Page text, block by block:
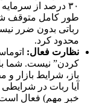
۳۰ درصد از
طور کامل متوقف
رباتی بدون ضرر
محدود کرد.
نظارت فعال:
کردن” نیست. شما
باز، شرایط بازار
آیا ربات در شرایطی
خبر مهم) فعال